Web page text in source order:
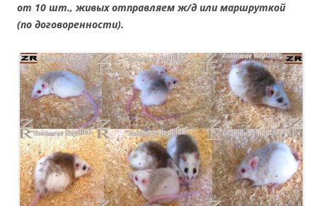
от 10 шт., живых отправляем ж/д или маршруткой
(по договоренности).